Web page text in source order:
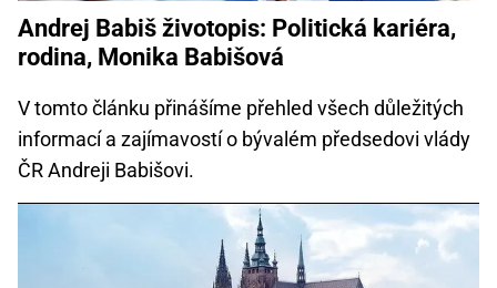
Andrej Babiš životopis: Politická kariéra,
rodina, Monika Babišová
V tomto článku přinášíme přehled všech důležitých
informací a zajímavostí o bývalém předsedovi vlády
ČR Andreji Babišovi.